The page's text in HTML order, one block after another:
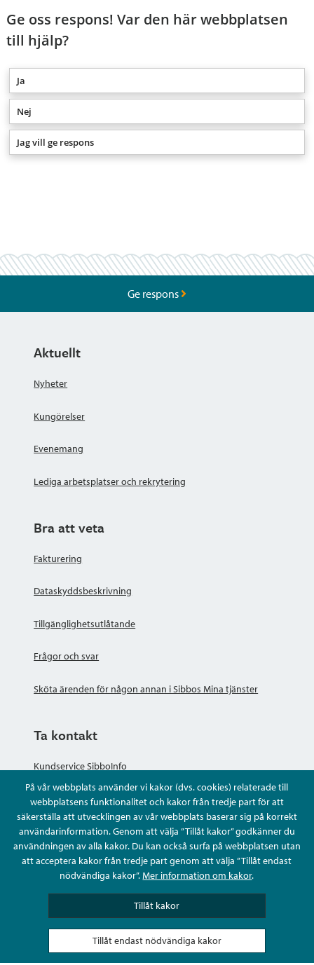
Ge oss respons! Var den här webbplatsen
till hjälp?
Ja
Nej
Jag vill ge respons
På vår webbplats använder vi kakor (dvs. cookies) relaterade till
webbplatsens funktionalitet och kakor från tredje part för att
säkerställa att utvecklingen av vår webbplats baserar sig på korrekt
användarinformation. Genom att välja ”Tillåt kakor” godkänner du
användningen av alla kakor. Du kan också surfa på webbplatsen utan
att acceptera kakor från tredje part genom att välja ”Tillåt endast
nödvändiga kakor”.Mer information om kakor.
Tillåt kakor
Tillåt endast nödvändiga kakor
Ge respons
Aktuellt
Nyheter
Kungörelser
Evenemang
Lediga arbetsplatser och rekrytering
Bra att veta
Fakturering
Dataskyddsbeskrivning
Tillgänglighetsutlåtande
Frågor och svar
Sköta ärenden för någon annan i Sibbos Mina tjänster
Ta kontakt
Kundservice SibboInfo
Ge anonym respons
Ställ en fråga eller sköta ditt ärende
Kontaktuppgifter